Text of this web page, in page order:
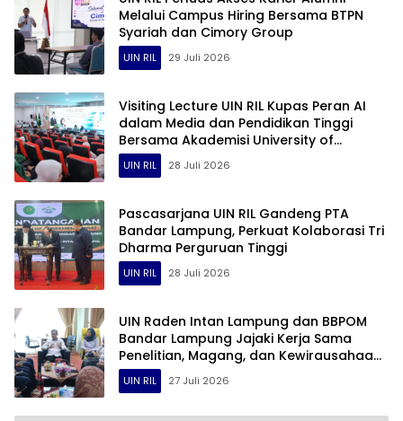
Melalui Campus Hiring Bersama BTPN
Syariah dan Cimory Group
UIN RIL 29 Juli 2026
Visiting Lecture UIN RIL Kupas Peran AI
dalam Media dan Pendidikan Tinggi
Bersama Akademisi University of
Nottingham Ningbo
UIN RIL 28 Juli 2026
Pascasarjana UIN RIL Gandeng PTA
Bandar Lampung, Perkuat Kolaborasi Tri
Dharma Perguruan Tinggi
UIN RIL 28 Juli 2026
UIN Raden Intan Lampung dan BBPOM
Bandar Lampung Jajaki Kerja Sama
Penelitian, Magang, dan Kewirausahaan
Mahasiswa
UIN RIL 27 Juli 2026